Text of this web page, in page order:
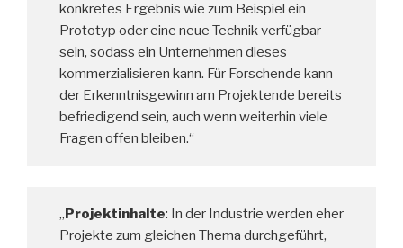
konkretes Ergebnis wie zum Beispiel ein
Prototyp oder eine neue Technik verfügbar
sein, sodass ein Unternehmen dieses
kommerzialisieren kann. Für Forschende kann
der Erkenntnisgewinn am Projektende bereits
befriedigend sein, auch wenn weiterhin viele
Fragen offen bleiben.“
„ Projektinhalte: In der Industrie werden eher
Projekte zum gleichen Thema durchgeführt,